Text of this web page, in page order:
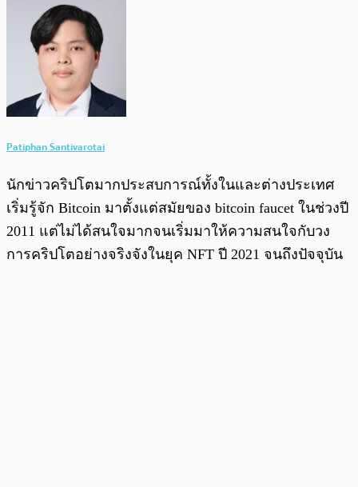
Patiphan Santivarotai
นักข่าวคริปโตมากประสบการณ์ทั้งในและต่างประเทศ
เริ่มรู้จัก Bitcoin มาตั้งแต่สมัยของ bitcoin faucet ในช่วงปี
2011 แต่ไม่ได้สนใจมากจนเริ่มมาให้ความสนใจกับวง
การคริปโตอย่างจริงจังในยุค NFT ปี 2021 จนถึงปัจจุบัน